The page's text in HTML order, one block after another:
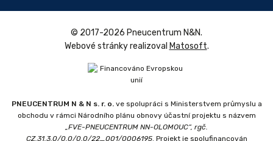
© 2017-2026 Pneucentrum N&N.
Webové stránky realizoval Matosoft.
PNEUCENTRUM N & N s. r. o.ve spolupráci s Ministerstvem průmyslu a
obchodu v rámci Národního plánu obnovy účastní projektu s názvem
„FVE-PNEUCENTRUM NN-OLOMOUC“, rgč.
CZ.31.3.0/0.0/0.0/22_001/0006195. Projekt je spolufinancován